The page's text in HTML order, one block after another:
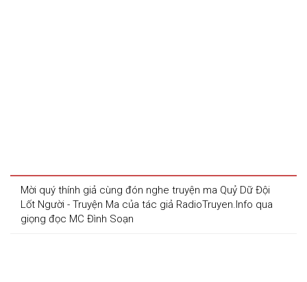
Mời quý thính giả cùng đón nghe truyện ma Quỷ Dữ Đội
Lốt Người - Truyện Ma của tác giả RadioTruyen.Info qua
giọng đọc MC Đình Soạn